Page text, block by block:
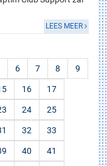
LEES MEER
6 7 8 9
16 17
24 25
32 33
40 41